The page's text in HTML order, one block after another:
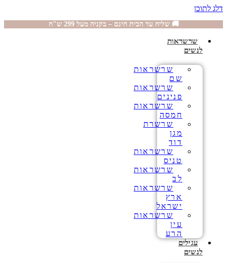
דלג לתוכן
🚚 שליח עד הבית חינם – בקניה מעל 299 ש"ח
שרשראות
לנשים
שרשראות
שם
שרשראות
פנינים
שרשראות
חמסה
שרשרת
מגן
דוד
שרשראות
טניס
שרשראות
לב
שרשראות
ארץ
ישראל
שרשראות
עין
הרע
עגילים
לנשים